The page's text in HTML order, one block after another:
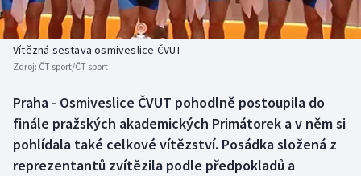
Basketbal
Biatlon
Box
Curling
Historické návraty
Aplikace ČT sport
Vítězná sestava osmiveslice ČVUT
Zdroj: ČT sport/ČT sport
Praha - Osmiveslice ČVUT pohodlně postoupila do
finále pražských akademických Primátorek a v něm si
pohlídala také celkové vítězství. Posádka složená z
reprezentantů zvítězila podle předpokladů a